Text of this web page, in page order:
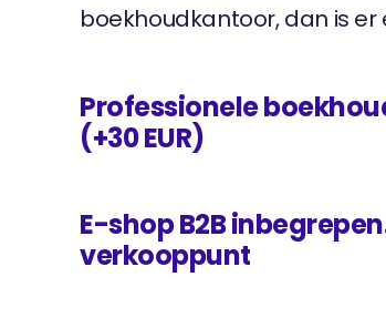
boekhoudkantoor, dan is
Professionele
(+30 EUR)
E-shop B2B
verkooppunt